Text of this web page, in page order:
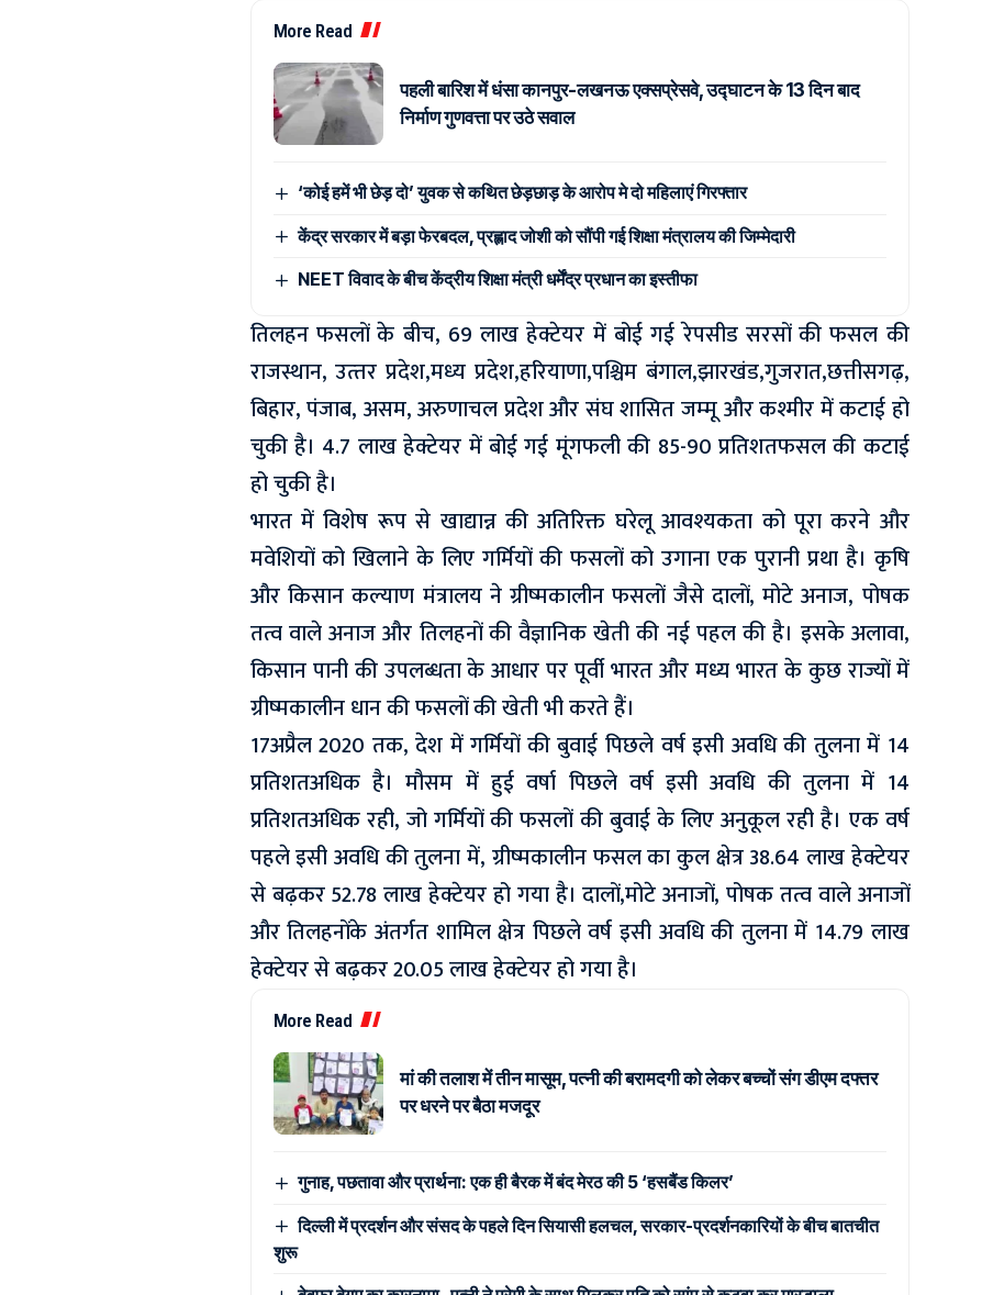
More Read
पहली बारिश में धंसा कानपुर-लखनऊ एक्सप्रेसवे, उद्घाटन के 13 दिन बाद
निर्माण गुणवत्ता पर उठे सवाल
‘कोई हमें भी छेड़ दो’ युवक से कथित छेड़छाड़ के आरोप मे दो महिलाएं गिरफ्तार
केंद्र सरकार में बड़ा फेरबदल, प्रह्लाद जोशी को सौंपी गई शिक्षा मंत्रालय की जिम्मेदारी
NEET विवाद के बीच केंद्रीय शिक्षा मंत्री धर्मेंद्र प्रधान का इस्तीफा
तिलहन फसलों के बीच, 69 लाख हेक्टेयर में बोई गई रेपसीड सरसों की फसल की
राजस्थान, उत्‍तर प्रदेश,मध्‍य प्रदेश,हरियाणा,पश्चिम बंगाल,झारखंड,गुजरात,छत्तीसगढ़,
बिहार, पंजाब, असम, अरुणाचल प्रदेश और संघ शासित जम्‍मू और कश्मीर में कटाई हो
चुकी है। 4.7 लाख हेक्टेयर में बोई गई मूंगफली की 85-90 प्रतिशतफसल की कटाई
हो चुकी है।
भारत में विशेष रूप से खाद्यान्न की अतिरिक्त घरेलू आवश्यकता को पूरा करने और
मवेशियों को खिलाने के लिए गर्मियों की फसलों को उगाना एक पुरानी प्रथा है। कृषि
और किसान कल्याण मंत्रालय ने ग्रीष्मकालीन फसलों जैसे दालों, मोटे अनाज, पोषक
तत्व वाले अनाज और तिलहनों की वैज्ञानिक खेती की नई पहल की है। इसके अलावा,
किसान पानी की उपलब्धता के आधार पर पूर्वी भारत और मध्य भारत के कुछ राज्यों में
ग्रीष्मकालीन धान की फसलों की खेती भी करते हैं।
17अप्रैल 2020 तक, देश में गर्मियों की बुवाई पिछले वर्ष इसी अवधि की तुलना में 14
प्रतिशतअधिक है। मौसम में हुई वर्षा पिछले वर्ष इसी अवधि की तुलना में 14
प्रतिशतअधिक रही, जो गर्मियों की फसलों की बुवाई के लिए अनुकूल रही है। एक वर्ष
पहले इसी अवधि की तुलना में, ग्रीष्मकालीन फसल का कुल क्षेत्र 38.64 लाख हेक्टेयर
से बढ़कर 52.78 लाख हेक्टेयर हो गया है। दालों,मोटे अनाजों, पोषक तत्व वाले अनाजों
और तिलहनोंके अंतर्गत शामिल क्षेत्र पिछले वर्ष इसी अवधि की तुलना में 14.79 लाख
हेक्टेयर से बढ़कर 20.05 लाख हेक्टेयर हो गया है।
More Read
मां की तलाश में तीन मासूम, पत्नी की बरामदगी को लेकर बच्चों संग डीएम दफ्तर
पर धरने पर बैठा मजदूर
गुनाह, पछतावा और प्रार्थना: एक ही बैरक में बंद मेरठ की 5 ‘हसबैंड किलर’
दिल्ली में प्रदर्शन और संसद के पहले दिन सियासी हलचल, सरकार-प्रदर्शनकारियों के बीच बातचीत
शुरू